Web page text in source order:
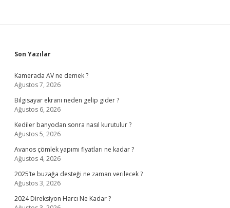
Sidebar
Son Yazılar
Kamerada AV ne demek ?
Ağustos 7, 2026
Bilgisayar ekranı neden gelip gider ?
Ağustos 6, 2026
Kediler banyodan sonra nasıl kurutulur ?
Ağustos 5, 2026
Avanos çömlek yapımı fiyatları ne kadar ?
Ağustos 4, 2026
2025’te buzağa desteği ne zaman verilecek ?
Ağustos 3, 2026
2024 Direksiyon Harcı Ne Kadar ?